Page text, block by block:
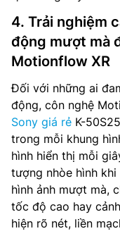
4. Trải nghiệm
động mượt mà
Motionflow XR
Đối với những ai
động, côn nghệ
Sony giá rẻ K-
trong mỗi khung
hình hiển thị mỗi
tượng nhòe hình
hình ảnh mượt mà,
tốc độ cao hay
hiện rõ nét, liền